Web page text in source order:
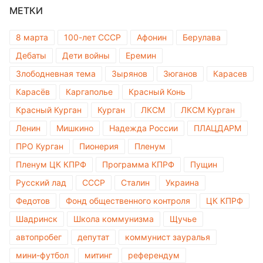
МЕТКИ
8 марта 100-лет СССР Афонин
Берулава
Дебаты
Дети войны
Еремин
Злободневная тема
Зырянов Зюганов
Карасев
Карасёв
Каргаполье
Красный Конь
Красный Курган
Курган ЛКСМ
ЛКСМ Курган
Ленин
Мишкино Надежда России
ПЛАЦДАРМ
ПРО Курган
Пионерия
Пленум
Пленум ЦК КПРФ
Программа КПРФ
Пущин
Русский лад
СССР Сталин
Украина
Федотов
Фонд общественного контроля
ЦК КПРФ
Шадринск
Школа коммунизма
Щучье
автопробег
депутат
коммунист зауралья
мини-футбол
митинг
референдум